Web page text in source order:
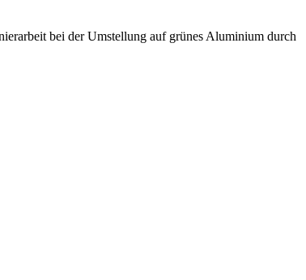
bei der Umstellung auf grünes Aluminium durch